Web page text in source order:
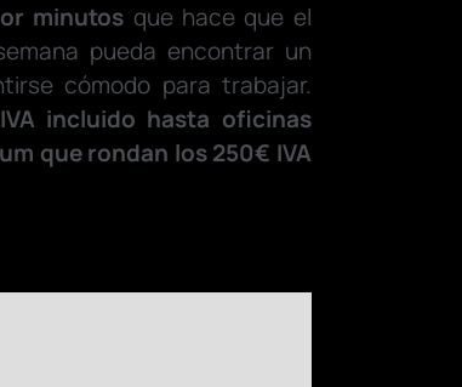
minutos que hace que el
pueda encontrar un
cómodo para trabajar.
incluido hasta oficinas
que rondan los 250€ IVA